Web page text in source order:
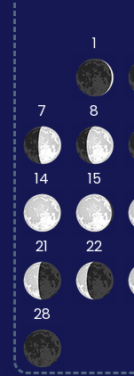
1
7
8
14
15
21
22
28